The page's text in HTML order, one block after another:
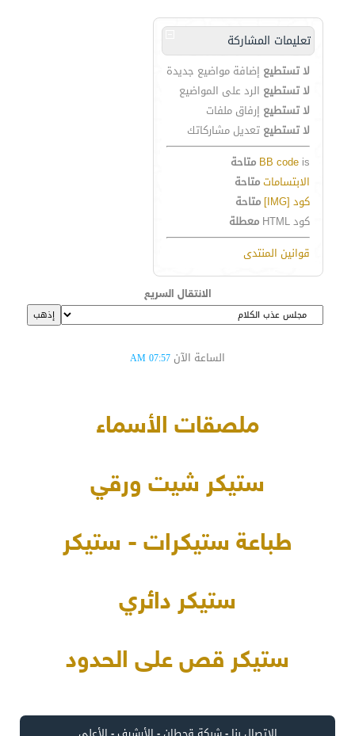
تعليمات المشاركة
لا تستطيع إضافة مواضيع جديدة
لا تستطيع الرد على المواضيع
لا تستطيع إرفاق ملفات
لا تستطيع تعديل مشاركاتك
BB code is
متاحة
الابتساماتمتاحة
كود [IMG]
متاحة
كود HTML
معطلة
قوانين المنتدى
الانتقال السريع
الساعة الآن 07:57 AM
ملصقات الأسماء
ستيكر شيت ورقي
طباعة ستيكرات - ستيكر
ستيكر دائري
ستيكر قص على الحدود